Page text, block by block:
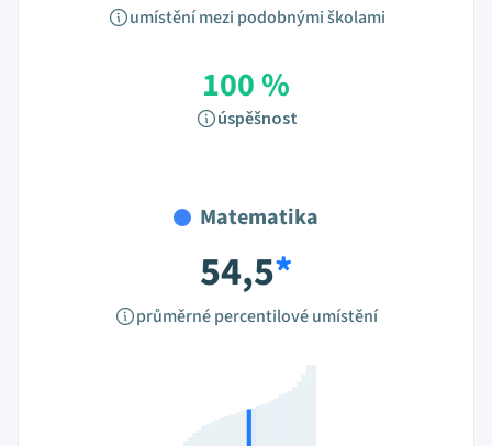
umístění mezi podobnými školami
100 %
úspěšnost
Matematika
54,5*
průměrné percentilové umístění